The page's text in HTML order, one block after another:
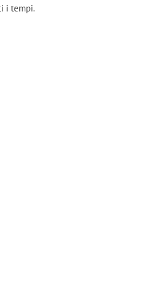
i tempi.